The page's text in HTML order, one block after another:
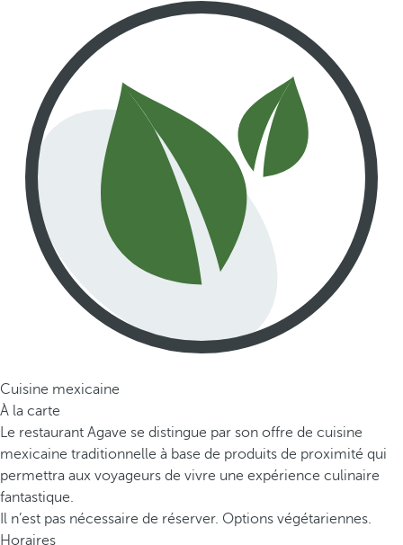
Cuisine mexicaine
À la carte
Le restaurant Agave se distingue par son offre de cuisine
mexicaine traditionnelle à base de produits de proximité qui
permettra aux voyageurs de vivre une expérience culinaire
fantastique.
Il n’est pas nécessaire de réserver. Options végétariennes.
Horaires